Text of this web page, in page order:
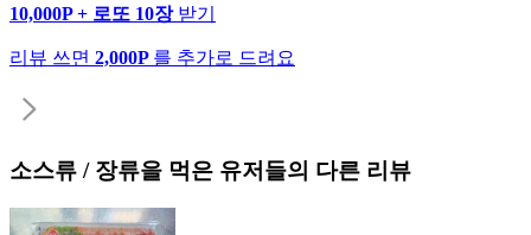
10,000P + 로또 10장 받기
리뷰 쓰면 2,000P 를 추가로 드려요
소스류 / 장류을 먹은 유저들의 다른 리뷰